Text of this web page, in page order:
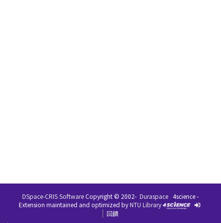
DSpace-CRIS SoftwareCopyright © 2002- Duraspace 4science -
Extension maintained and optimized byNTU Library
回饋